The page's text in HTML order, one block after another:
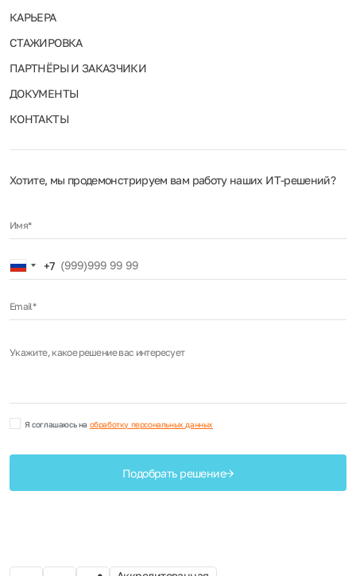
КАРЬЕРА
СТАЖИРОВКА
ПАРТНЁРЫ И ЗАКАЗЧИКИ
ДОКУМЕНТЫ
КОНТАКТЫ
Хотите, мы продемонстрируем вам работу наших ИТ‑решений?
Имя*
Russia
+7
+7
Email*
Укажите, какое решение вас интересует
Я соглашаюсь на обработку персональных данных
Подобрать решение